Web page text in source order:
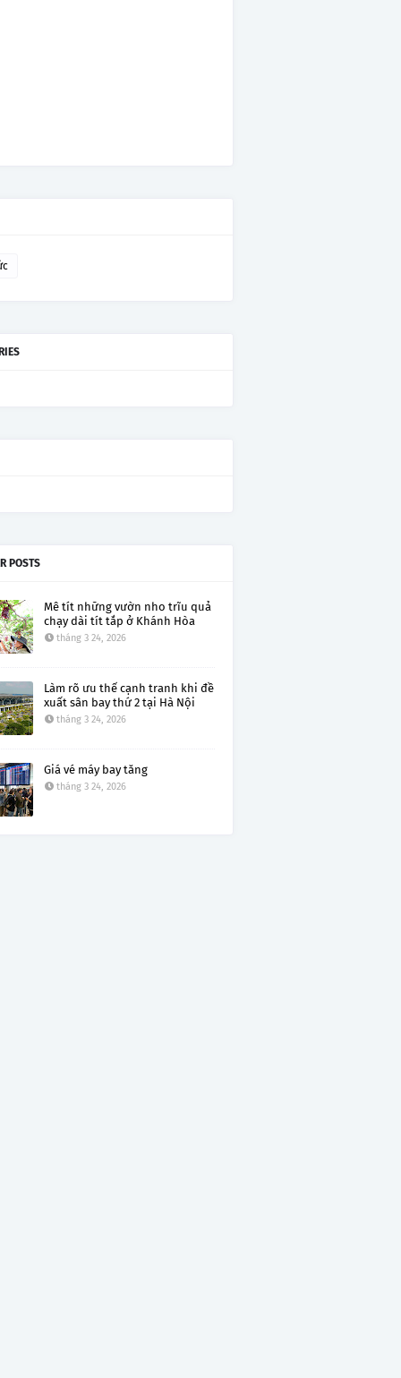
POSTS
Mê tít những vườn nho trĩu quả
chạy dài tít tắp ở Khánh Hòa
tháng 3 24, 2026
Làm rõ ưu thế cạnh tranh khi đề
xuất sân bay thứ 2 tại Hà Nội
tháng 3 24, 2026
Giá vé máy bay tăng
tháng 3 24, 2026